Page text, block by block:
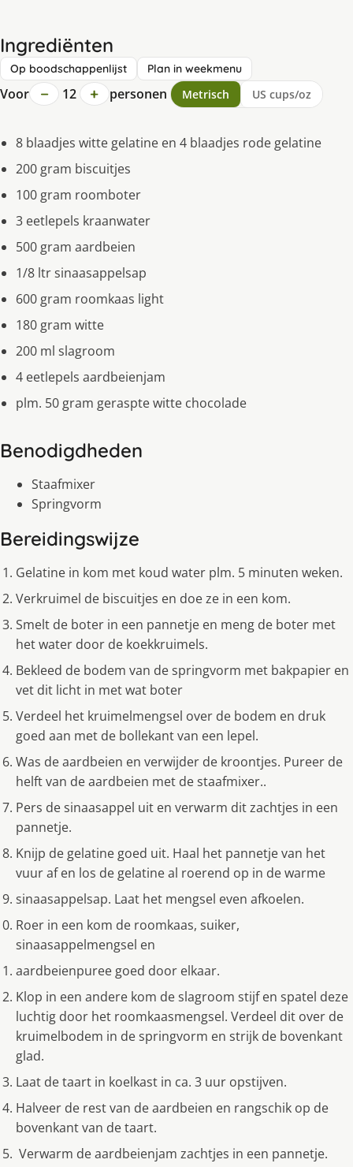
Ingrediënten
Op boodschappenlijst Plan in weekmenu
Voor − 12 + personen Metrisch US cups/oz
8 blaadjes witte gelatine en 4 blaadjes rode gelatine
200 gram biscuitjes
100 gram roomboter
3 eetlepels kraanwater
500 gram aardbeien
1/8 ltr sinaasappelsap
600 gram roomkaas light
180 gram witte
200 ml slagroom
4 eetlepels aardbeienjam
plm. 50 gram geraspte witte chocolade
Benodigdheden
Staafmixer
Springvorm
Bereidingswijze
Gelatine in kom met koud water plm. 5 minuten weken.
Verkruimel de biscuitjes en doe ze in een kom.
Smelt de boter in een pannetje en meng de boter met
het water door de koekkruimels.
Bekleed de bodem van de springvorm met bakpapier en
vet dit licht in met wat boter
Verdeel het kruimelmengsel over de bodem en druk
goed aan met de bollekant van een lepel.
Was de aardbeien en verwijder de kroontjes. Pureer de
helft van de aardbeien met de staafmixer..
Pers de sinaasappel uit en verwarm dit zachtjes in een
pannetje.
Knijp de gelatine goed uit. Haal het pannetje van het
vuur af en los de gelatine al roerend op in de warme
sinaasappelsap. Laat het mengsel even afkoelen.
Roer in een kom de roomkaas, suiker,
sinaasappelmengsel en
aardbeienpuree goed door elkaar.
Klop in een andere kom de slagroom stijf en spatel deze
luchtig door het roomkaasmengsel. Verdeel dit over de
kruimelbodem in de springvorm en strijk de bovenkant
glad.
Laat de taart in koelkast in ca. 3 uur opstijven.
Halveer de rest van de aardbeien en rangschik op de
bovenkant van de taart.
Verwarm de aardbeienjam zachtjes in een pannetje.